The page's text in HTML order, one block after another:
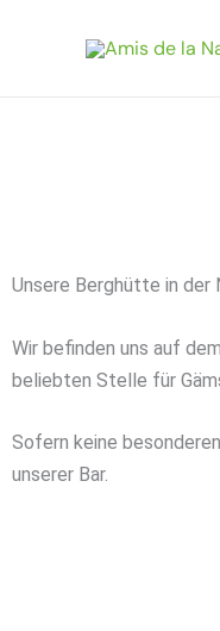
Unsere Berghütte in der
Wir befinden uns auf
beliebten Stelle für
Sofern keine
unserer Bar.